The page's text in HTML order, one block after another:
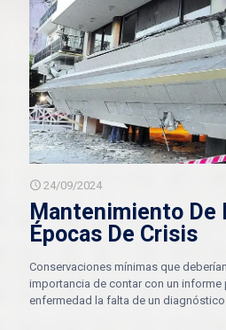
24/09/2024
Mantenimiento De
Épocas De Crisis
Conservaciones mínimas que
importancia de contar con un informe
enfermedad la falta de un